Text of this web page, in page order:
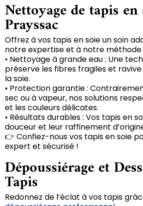
Nettoyage de tapis en
Prayssac
Offrez à vos tapis en soie un soin
notre expertise et à notre méthode
• Nettoyage à grande eau : Une
préserve les fibres fragiles et
la soie.
• Protection garantie :
sec ou à vapeur, nos solutions
et les couleurs délicates.
• Résultats durables : Vos tapis en
douceur et leur raffinement
👉 Confiez-nous vos tapis en soie
expert et sécurisé !
Dépoussiérage et
Tapis
Redonnez de l’éclat à vos tapis